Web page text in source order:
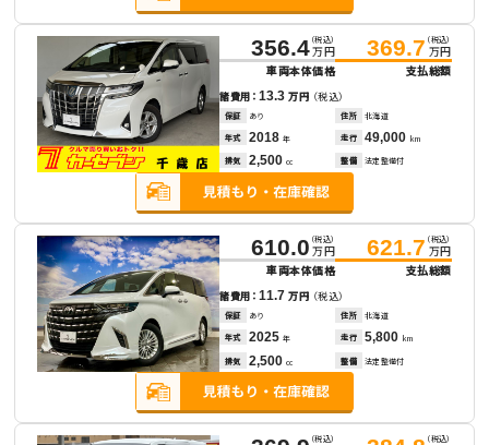
356.4 （税込）
万円
車両本体価格
369.7 （税込）
万円
支払総額
諸費用：13.3万円 （税込）
保証 あり 住所 北海道
年式 2018 年 走行 49,000 km
排気 2,500 cc 整備 法定整備付
610.0 （税込）
万円
車両本体価格
621.7 （税込）
万円
支払総額
諸費用：11.7万円 （税込）
保証 あり 住所 北海道
年式 2025 年 走行 5,800 km
排気 2,500 cc 整備 法定整備付
（税込） （税込）